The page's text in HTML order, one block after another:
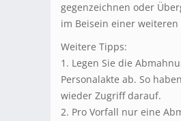
gegenzeichnen oder
im Beisein einer weiteren
Weitere Tipps:
1. Legen Sie die
Personalakte ab. So
wieder Zugriff darauf.
2. Pro Vorfall nur eine